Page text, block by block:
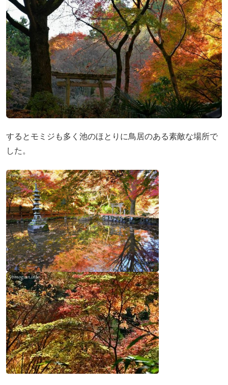
するとモミジも多く池のほとりに鳥居のある素敵な場所で
した。